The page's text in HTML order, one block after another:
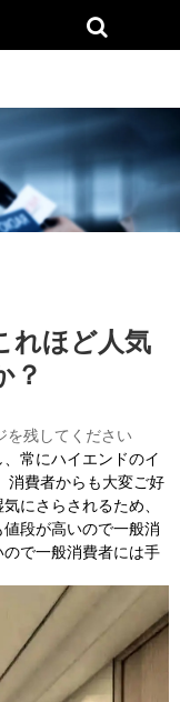
れほど人気
？
を残してください
常にハイエンドのイ
消費者からも大変ご好
にさらされるため、
段が高いので一般消
で一般消費者には手